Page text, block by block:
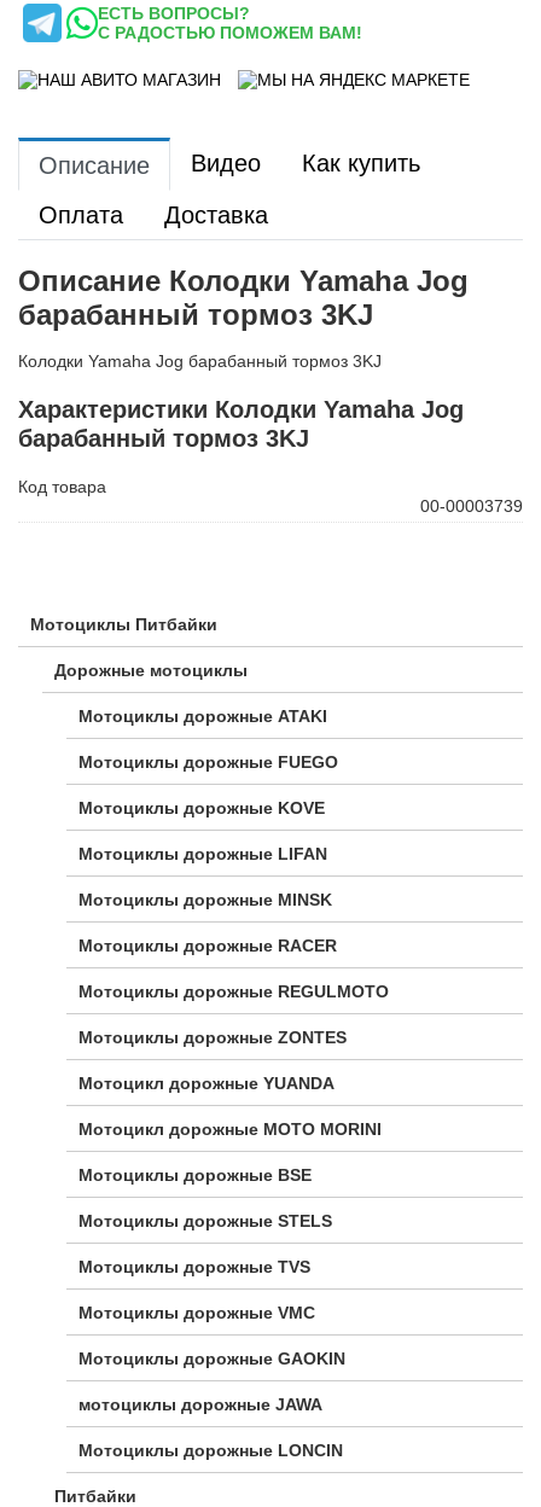
Мотоциклы Питбайки
Дорожные мотоциклы
Мотоциклы дорожные ATAKI
Мотоциклы дорожные FUEGO
Мотоциклы дорожные KOVE
Мотоциклы дорожные LIFAN
Мотоциклы дорожные MINSK
Мотоциклы дорожные RACER
Мотоциклы дорожные REGULMOTO
Мотоциклы дорожные ZONTES
Мотоцикл дорожные YUANDA
Мотоцикл дорожные МОТО MORINI
Мотоциклы дорожные BSE
Мотоциклы дорожные STELS
Мотоциклы дорожные TVS
Мотоциклы дорожные VMC
Мотоциклы дорожные GAOKIN
мотоциклы дорожные JAWA
Мотоциклы дорожные LONCIN
Питбайки
ЕСТЬ ВОПРОСЫ?
С РАДОСТЬЮ ПОМОЖЕМ ВАМ!
Описание Видео
Как купить
Оплата
Доставка
Описание Колодки Yamaha Jog
барабанный тормоз 3KJ
Колодки Yamaha Jog барабанный тормоз 3KJ
Характеристики Колодки Yamaha Jog
барабанный тормоз 3KJ
Код товара
00-00003739